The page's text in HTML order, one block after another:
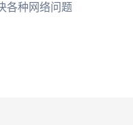
各种网络问题